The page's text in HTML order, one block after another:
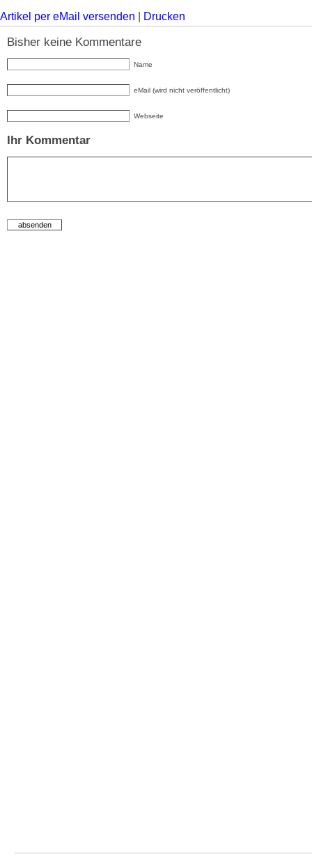
Artikel per eMail versenden Drucken
Bisher keine Kommentare
Name
eMail (wird nicht veröffentlicht)
Webseite
Ihr Kommentar